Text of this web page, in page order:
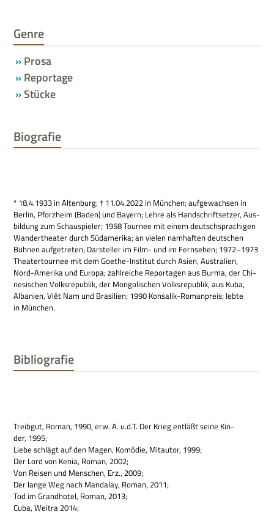
Genre
Prosa
Reportage
Stücke
Biografie
* 18.4.1933 in Alten­burg; † 11.04.2022 in Mün­chen; auf­ge­wach­sen in
Ber­lin, Pforz­heim (Baden) und Bay­ern; Lehre als Hand­schrift­set­zer, Aus­
bil­dung zum Schau­spie­ler; 1958 Tour­nee mit einem deutsch­spra­chi­gen
Wan­der­thea­ter durch Süd­ame­rika; an vie­len nam­haf­ten deut­schen
Büh­nen auf­ge­tre­ten; Dar­stel­ler im Film- und im Fern­se­hen; 1972–1973
Thea­ter­tour­nee mit dem Goe­the-Insti­tut durch Asien, Austra­lien,
Nord-Ame­rika und Europa; zahl­rei­che Repor­ta­gen aus Burma, der Chi­
ne­si­schen Volks­re­pu­blik, der Mon­go­li­schen Volks­re­pu­blik, aus Kuba,
Alba­nien, Viêt Nam und Bra­si­lien; 1990 Kon­sa­lik-Roman­preis; lebte
in München.
Bibliografie
Treib­gut, Roman, 1990, erw. A. u.d.T. Der Krieg ent­läßt seine Kin­
der, 1995;
Liebe schlägt auf den Magen, Komö­die, Mit­au­tor, 1999;
Der Lord von Kenia, Roman, 2002;
Von Rei­sen und Men­schen, Erz., 2009;
Der lange Weg nach Man­da­lay, Roman, 2011;
Tod im Grand­ho­tel, Roman, 2013;
Cuba, Weitra 2014;